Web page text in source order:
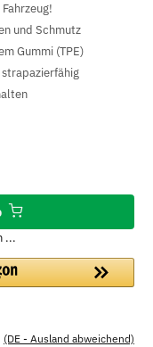
und Schmutz
Gummi (TPE)
...
(DE - Ausland abweichend)